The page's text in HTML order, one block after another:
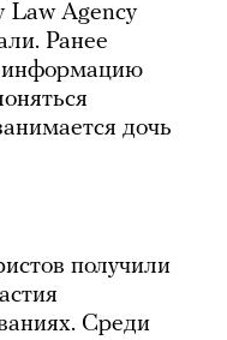
Agency
Ранее
информацию
дочь
получили
Среди